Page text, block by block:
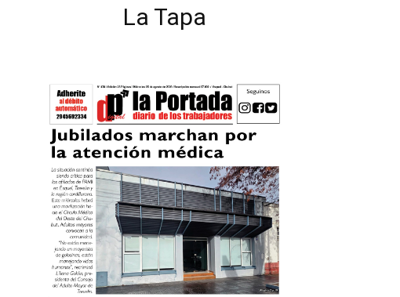
La Tapa